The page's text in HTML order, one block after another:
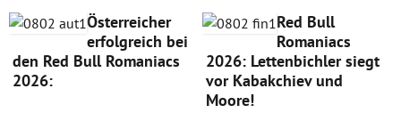
Österreicher
erfolgreich bei
den Red Bull Romaniacs
2026:
Red Bull
Romaniacs
2026: Lettenbichler siegt
vor Kabakchiev und
Moore!